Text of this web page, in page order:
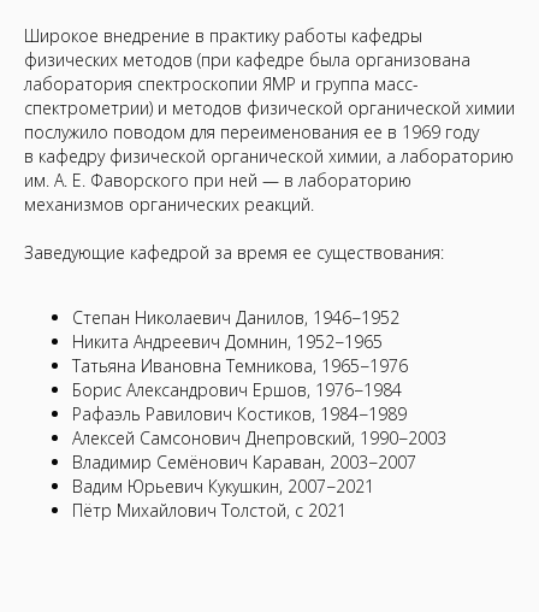
Широкое внедрение в практику работы кафедры
физических методов (при кафедре была организована
лаборатория спектроскопии ЯМР и группа масс-
спектрометрии) и методов физической органической химии
послужило поводом для переименования ее в 1969 году
в кафедру физической органической химии, а лабораторию
им. А. Е. Фаворского при ней — в лабораторию
механизмов органических реакций.
Заведующие кафедрой за время ее существования:
Степан Николаевич Данилов, 1946−1952
Никита Андреевич Домнин, 1952−1965
Татьяна Ивановна Темникова, 1965−1976
Борис Александрович Ершов, 1976−1984
Рафаэль Равилович Костиков, 1984−1989
Алексей Самсонович Днепровский, 1990−2003
Владимир Семёнович Караван, 2003−2007
Вадим Юрьевич Кукушкин, 2007−2021
Пётр Михайлович Толстой, с 2021